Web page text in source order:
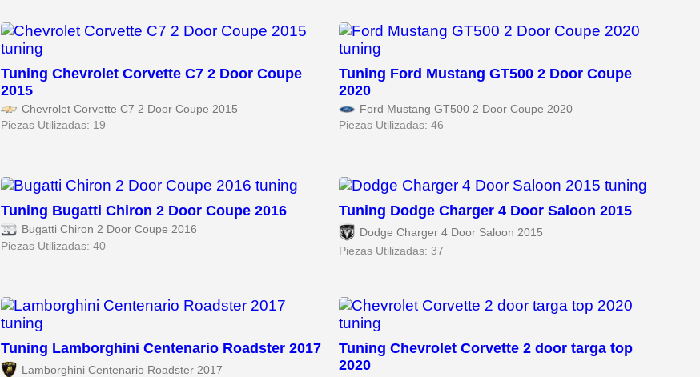
Tuning Chevrolet Corvette C7 2 Door Coupe
2015
Chevrolet Corvette C7 2 Door Coupe 2015
Piezas Utilizadas: 19
Tuning Ford Mustang GT500 2 Door Coupe
2020
Ford Mustang GT500 2 Door Coupe 2020
Piezas Utilizadas: 46
Tuning Bugatti Chiron 2 Door Coupe 2016
Bugatti Chiron 2 Door Coupe 2016
Piezas Utilizadas: 40
Tuning Dodge Charger 4 Door Saloon 2015
Dodge Charger 4 Door Saloon 2015
Piezas Utilizadas: 37
Tuning Lamborghini Centenario Roadster 2017
Lamborghini Centenario Roadster 2017
Tuning Chevrolet Corvette 2 door targa top
2020